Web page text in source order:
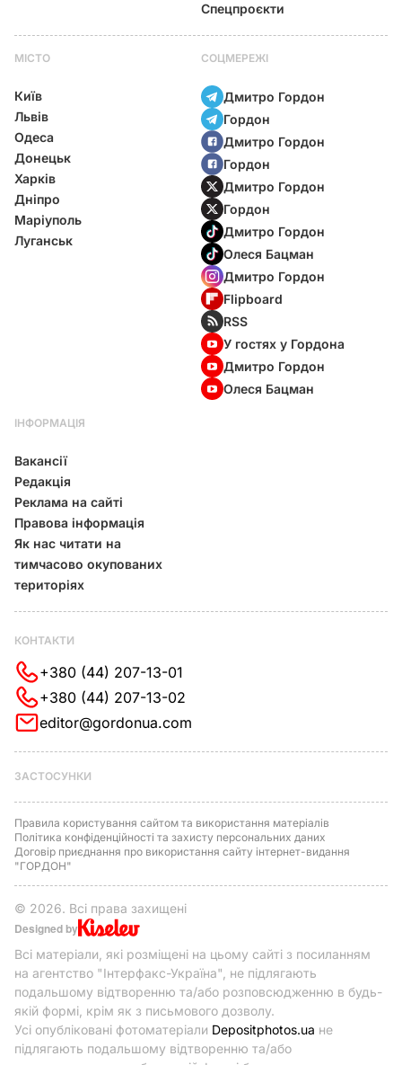
Спецпроєкти
МІСТО
Київ
Львів
Одеса
Донецьк
Харків
Дніпро
Маріуполь
Луганськ
СОЦМЕРЕЖІ
Дмитро Гордон
Гордон
Дмитро Гордон
Гордон
Дмитро Гордон
Гордон
Дмитро Гордон
Олеся Бацман
Дмитро Гордон
Flipboard
RSS
У гостях у Гордона
Дмитро Гордон
Олеся Бацман
ІНФОРМАЦІЯ
Вакансії
Редакція
Реклама на сайті
Правова інформація
Як нас читати на
тимчасово окупованих
територіях
КОНТАКТИ
+380 (44) 207-13-01
+380 (44) 207-13-02
editor@gordonua.com
ЗАСТОСУНКИ
Правила користування сайтом та використання матеріалів
Політика конфіденційності та захисту персональних даних
Договір приєднання про використання сайту інтернет-видання
"ГОРДОН"
© 2026. Всі права захищені
Designed by
Всі матеріали, які розміщені на цьому сайті з посиланням
на агентство "Інтерфакс-Україна", не підлягають
подальшому відтворенню та/або розповсюдженню в будь-
якій формі, крім як з письмового дозволу.
Усі опубліковані фотоматеріали Depositphotos.ua не
підлягають подальшому відтворенню та/або